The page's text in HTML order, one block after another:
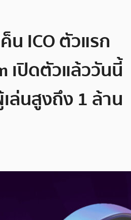
น ICO ตัวแรก
เปิดตัวแล้ววันนี้
ล่นสูงถึง 1 ล้าน